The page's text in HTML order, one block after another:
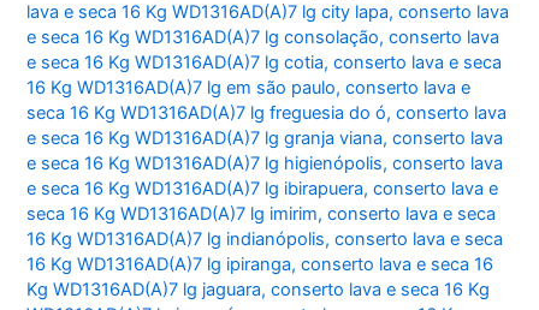
lava e seca 16 Kg WD1316AD(A)7 lg city lapa,conserto lava
e seca 16 Kg WD1316AD(A)7 lg consolação,conserto lava
e seca 16 Kg WD1316AD(A)7 lg cotia,conserto lava e seca
16 Kg WD1316AD(A)7 lg em são paulo,conserto lava e
seca 16 Kg WD1316AD(A)7 lg freguesia do ó,conserto lava
e seca 16 Kg WD1316AD(A)7 lg granja viana,conserto lava
e seca 16 Kg WD1316AD(A)7 lg higienópolis,conserto lava
e seca 16 Kg WD1316AD(A)7 lg ibirapuera,conserto lava e
seca 16 Kg WD1316AD(A)7 lg imirim,conserto lava e seca
16 Kg WD1316AD(A)7 lg indianópolis,conserto lava e seca
16 Kg WD1316AD(A)7 lg ipiranga,conserto lava e seca 16
Kg WD1316AD(A)7 lg jaguara,conserto lava e seca 16 Kg